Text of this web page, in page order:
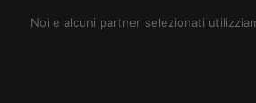
Noi e alcuni partner selezionati